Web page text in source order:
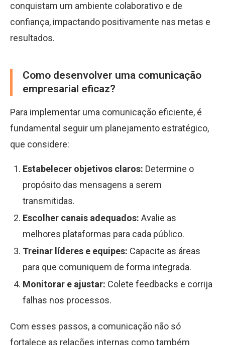
conquistam um ambiente colaborativo e de
confiança, impactando positivamente nas metas e
resultados.
Como desenvolver uma comunicação
empresarial eficaz?
Para implementar uma comunicação eficiente, é
fundamental seguir um planejamento estratégico,
que considere:
Estabelecer objetivos claros: Determine o
propósito das mensagens a serem
transmitidas.
Escolher canais adequados: Avalie as
melhores plataformas para cada público.
Treinar líderes e equipes: Capacite as áreas
para que comuniquem de forma integrada.
Monitorar e ajustar: Colete feedbacks e corrija
falhas nos processos.
Com esses passos, a comunicação não só
fortalece as relações internas como também